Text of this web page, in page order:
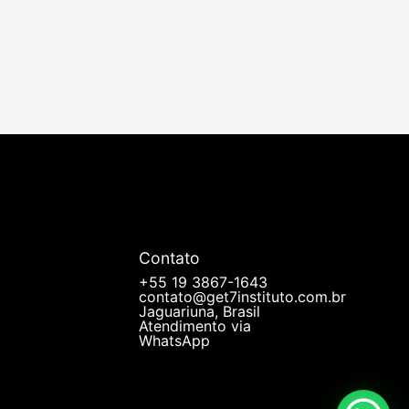
Contato
+55 19 3867-1643
contato@get7instituto.com.br
Jaguariuna, Brasil
Atendimento via
WhatsApp